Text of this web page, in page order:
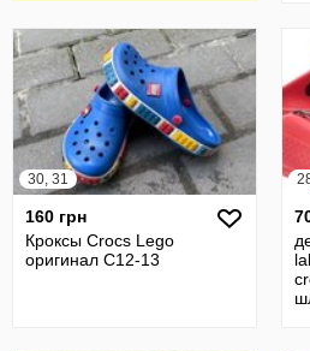
30, 31
160 грн
Кроксы Crocs Lego
оригинал С12-13